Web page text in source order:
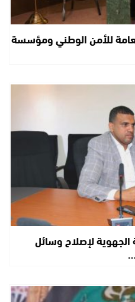
للأمن الوطني ومؤسسة
الجهوية لإصلاح وسائل